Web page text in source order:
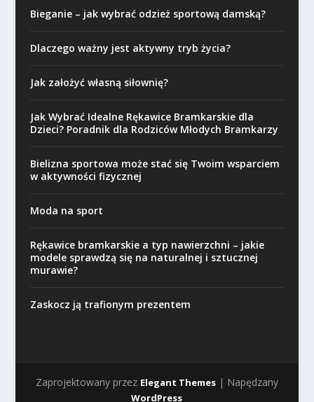
Bieganie – jak wybrać odzież sportową damską?
Dlaczego ważny jest aktywny tryb życia?
Jak założyć własną siłownię?
Jak Wybrać Idealne Rękawice Bramkarskie dla
Dzieci? Poradnik dla Rodziców Młodych Bramkarzy
Bielizna sportowa może stać się Twoim wsparciem
w aktywności fizycznej
Moda na sport
Rękawice bramkarskie a typ nawierzchni – jakie
modele sprawdzą się na naturalnej i sztucznej
murawie?
Zaskocz ją trafionym prezentem
Zaprojektowany przez Elegant Themes| Napędzany
WordPress